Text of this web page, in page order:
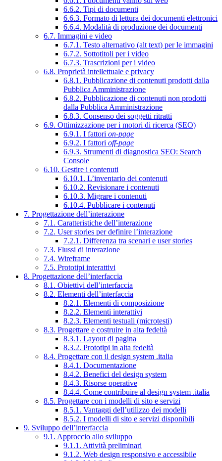
6.6.2. Tipi di documenti
6.6.3. Formato di lettura dei documenti elettronici
6.6.4. Modalità di produzione dei documenti
6.7. Immagini e video
6.7.1. Testo alternativo (alt text) per le immagini
6.7.2. Sottotitoli per i video
6.7.3. Trascrizioni per i video
6.8. Proprietà intellettuale e privacy
6.8.1. Pubblicazione di contenuti prodotti dalla
Pubblica Amministrazione
6.8.2. Pubblicazione di contenuti non prodotti
dalla Pubblica Amministrazione
6.8.3. Consenso dei soggetti ritratti
6.9. Ottimizzazione per i motori di ricerca (SEO)
6.9.1. I fattori on-page
6.9.2. I fattori off-page
6.9.3. Strumenti di diagnostica SEO: Search
Console
6.10. Gestire i contenuti
6.10.1. L’inventario dei contenuti
6.10.2. Revisionare i contenuti
6.10.3. Migrare i contenuti
6.10.4. Pubblicare i contenuti
7. Progettazione dell’interazione
7.1. Caratteristiche dell’interazione
7.2. User stories per definire l’interazione
7.2.1. Differenza tra scenari e user stories
7.3. Flussi di interazione
7.4. Wireframe
7.5. Prototipi interattivi
8. Progettazione dell’interfaccia
8.1. Obiettivi dell’interfaccia
8.2. Elementi dell’interfaccia
8.2.1. Elementi di composizione
8.2.2. Elementi interattivi
8.2.3. Elementi testuali (microtesti)
8.3. Progettare e costruire in alta fedeltà
8.3.1. Layout di pagina
8.3.2. Prototipi in alta fedeltà
8.4. Progettare con il design system .italia
8.4.1. Documentazione
8.4.2. Benefici del design system
8.4.3. Risorse operative
8.4.4. Come contribuire al design system .italia
8.5. Progettare con i modelli di sito e servizi
8.5.1. Vantaggi dell’utilizzo dei modelli
8.5.2. I modelli di sito e servizi disponibili
9. Sviluppo dell’interfaccia
9.1. Approccio allo sviluppo
9.1.1. Attività preliminari
9.1.2. Web design responsivo e accessibile